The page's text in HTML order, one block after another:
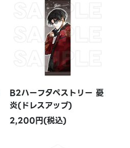
B2ハーフタペストリー 憂
炎(ドレスアップ)
2,200円(税込)